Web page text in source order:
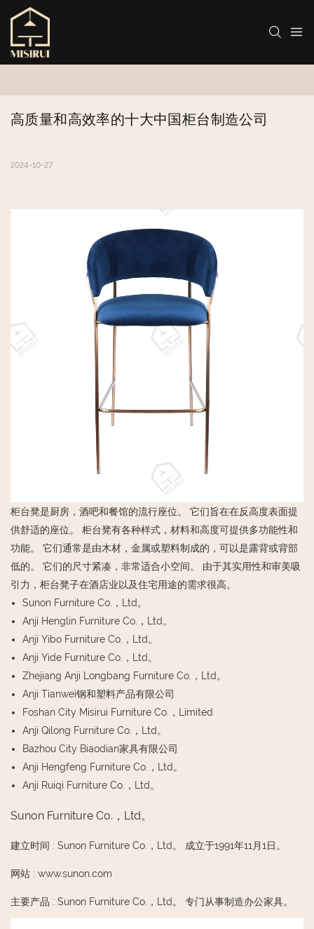
高质量和高效率的十大中国柜台制造公司
2024-10-27
柜台凳是厨房，酒吧和餐馆的流行座位。 它们旨在在反高度表面提
供舒适的座位。 柜台凳有各种样式，材料和高度可提供多功能性和
功能。 它们通常是由木材，金属或塑料制成的，可以是露背或背部
低的。 它们的尺寸紧凑，非常适合小空间。 由于其实用性和审美吸
引力，柜台凳子在酒店业以及住宅用途的需求很高。
Sunon Furniture Co.，Ltd。
Anji Henglin Furniture Co.，Ltd。
Anji Yibo Furniture Co.，Ltd。
Anji Yide Furniture Co.，Ltd。
Zhejiang Anji Longbang Furniture Co.，Ltd。
Anji Tianwei钢和塑料产品有限公司
Foshan City Misirui Furniture Co.，Limited
Anji Qilong Furniture Co.，Ltd。
Bazhou City Biaodian家具有限公司
Anji Hengfeng Furniture Co.，Ltd。
Anji Ruiqi Furniture Co.，Ltd。
Sunon Furniture Co.，Ltd。
建立时间 : Sunon Furniture Co.，Ltd。 成立于1991年11月1日。
网站 : www.sunon.com
主要产品 : Sunon Furniture Co.，Ltd。 专门从事制造办公家具。